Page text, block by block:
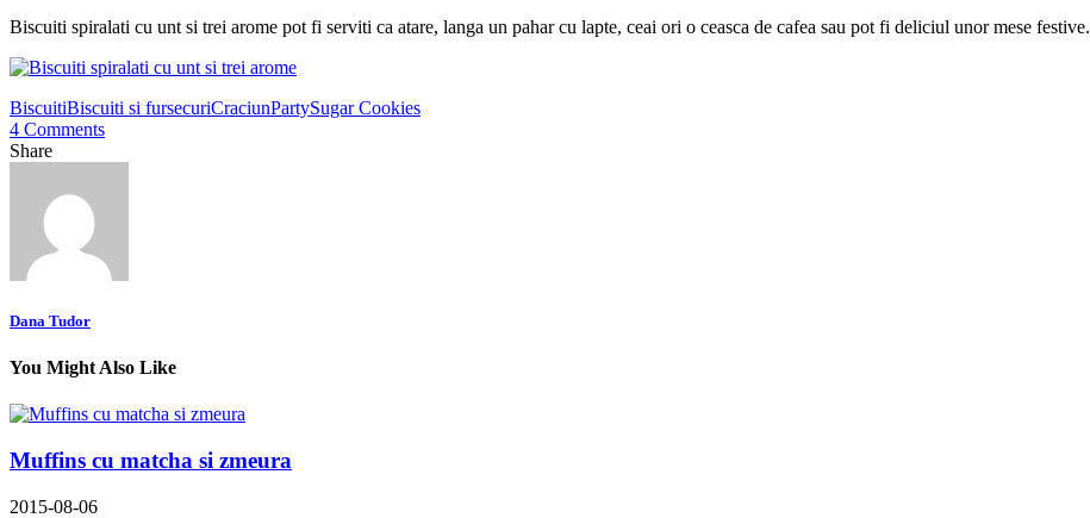
Biscuiti spiralati cu unt si trei arome pot fi serviti ca atare, langa un pahar cu lapte, ceai ori o ceasca de cafea sau pot fi deliciul unor mese festive.
BiscuitiBiscuiti si fursecuriCraciunPartySugar Cookies
4 Comments
Share
Dana Tudor
You Might Also Like
Muffins cu matcha si zmeura
2015-08-06